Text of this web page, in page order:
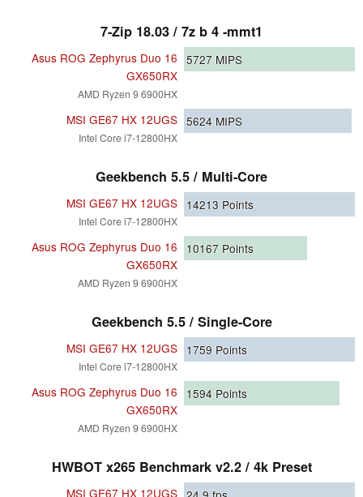
7-Zip 18.03 / 7z b 4 -mmt1
Asus ROG Zephyrus Duo 16
GX650RX
AMD Ryzen 9 6900HX
5727 MIPS
MSI GE67 HX 12UGS
Intel Core i7-12800HX
5624 MIPS
Geekbench 5.5 / Multi-Core
MSI GE67 HX 12UGS
Intel Core i7-12800HX
14213 Points
Asus ROG Zephyrus Duo 16
GX650RX
AMD Ryzen 9 6900HX
10167 Points
Geekbench 5.5 / Single-Core
MSI GE67 HX 12UGS
Intel Core i7-12800HX
1759 Points
Asus ROG Zephyrus Duo 16
GX650RX
AMD Ryzen 9 6900HX
1594 Points
HWBOT x265 Benchmark v2.2 / 4k Preset
MSI GE67 HX 12UGS